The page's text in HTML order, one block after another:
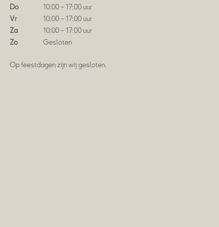
Do
10:00 – 17:00 uur
Vr
10:00 – 17:00 uur
Za
10:00 – 17:00 uur
Zo
Gesloten
Op feestdagen zijn wij gesloten.